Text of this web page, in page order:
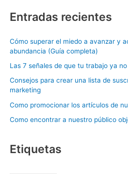
Entradas recientes
Cómo superar el miedo a avanzar y
abundancia (Guía completa)
Las 7 señales de que tu trabajo ya
Consejos para crear una lista de
marketing
Como promocionar los artículos de
Como encontrar a nuestro público
Etiquetas